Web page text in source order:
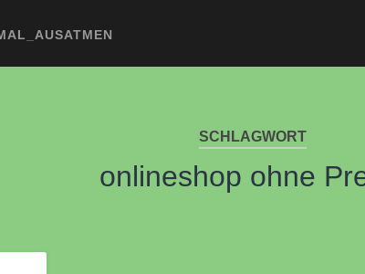
SCHLAGWORT
onlineshop ohne